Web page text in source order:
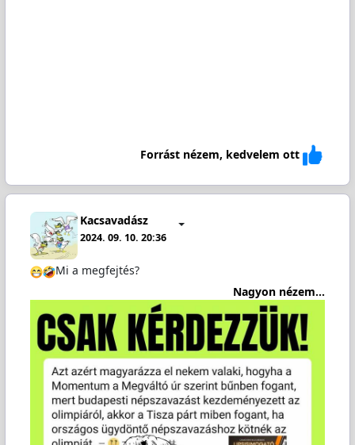
Forrást nézem, kedvelem ott
Kacsavadász
2024. 09. 10. 20:36
Mi a megfejtés?
Nagyon nézem...